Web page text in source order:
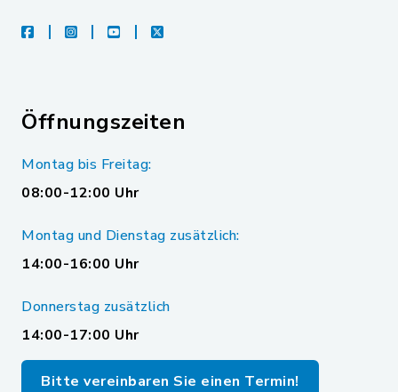
facebookinstagramyoutubeX
Öffnungszeiten
Montag bis Freitag:
08:00-12:00 Uhr
Montag und Dienstag zusätzlich:
14:00-16:00 Uhr
Donnerstag zusätzlich
14:00-17:00 Uhr
Bitte vereinbaren Sie einen Termin!